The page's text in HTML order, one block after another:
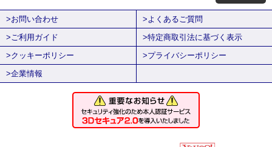
>お問い合わせ
>よくあるご質問
>ご利用ガイド
>特定商取引法に基づく表示
>クッキーポリシー
>プライバシーポリシー
>企業情報